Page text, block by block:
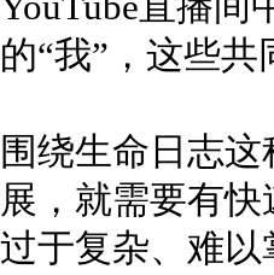
的“我”，这些
围绕生命日志
展，就需要有
过于复杂、难